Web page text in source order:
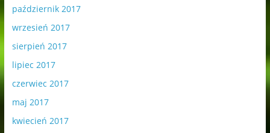
październik 2017
wrzesień 2017
sierpień 2017
lipiec 2017
czerwiec 2017
maj 2017
kwiecień 2017